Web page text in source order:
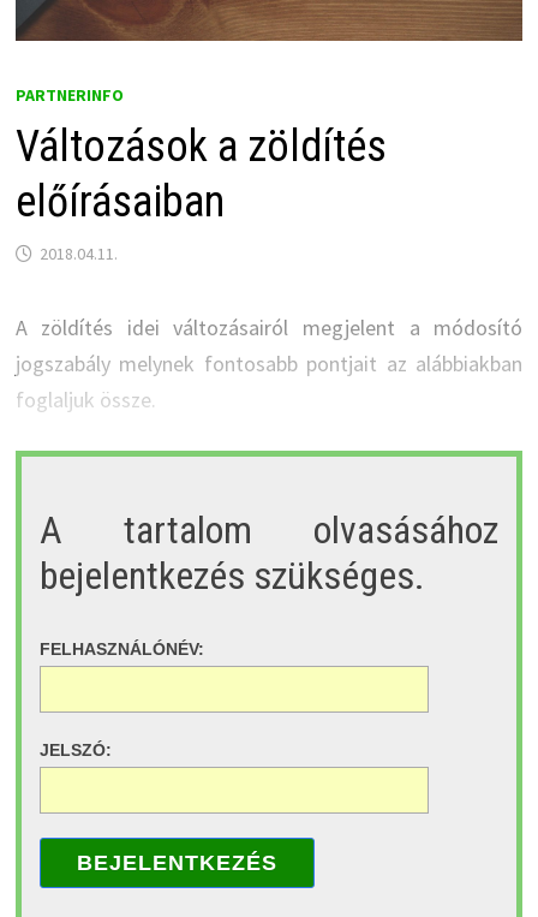
PARTNERINFO
Változások a zöldítés
előírásaiban
2018.04.11.
A zöldítés idei változásairól megjelent a módosító
jogszabály melynek fontosabb pontjait az alábbiakban
foglaljuk össze.
A tartalom olvasásához
bejelentkezés szükséges.
FELHASZNÁLÓNÉV:
JELSZÓ:
BEJELENTKEZÉS